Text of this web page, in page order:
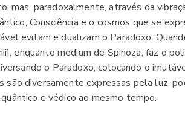
mas, paradoxalmente, através da
Consciência e o cosmos que se
evitam e dualizam o Paradoxo.
enquanto medium de Spinoza, faz o
o Paradoxo, colocando o
são diversamente expressas pela luz,
e védico ao mesmo tempo.